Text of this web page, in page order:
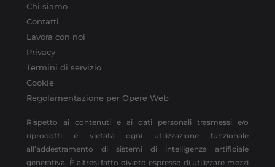
Chi siamo
Contatti
Lavora con noi
Privacy
Termini di servizio
Cookie
Regolamentazione per Opere Web
Rispetto ai contenuti e ai dati personali trasmessi e/o
riprodotti è vietata ogni utilizzazione funzionale
all’addestramento di sistemi di intelligenza artificiale
generativa. È altresì fatto divieto espresso di utilizzare mezzi